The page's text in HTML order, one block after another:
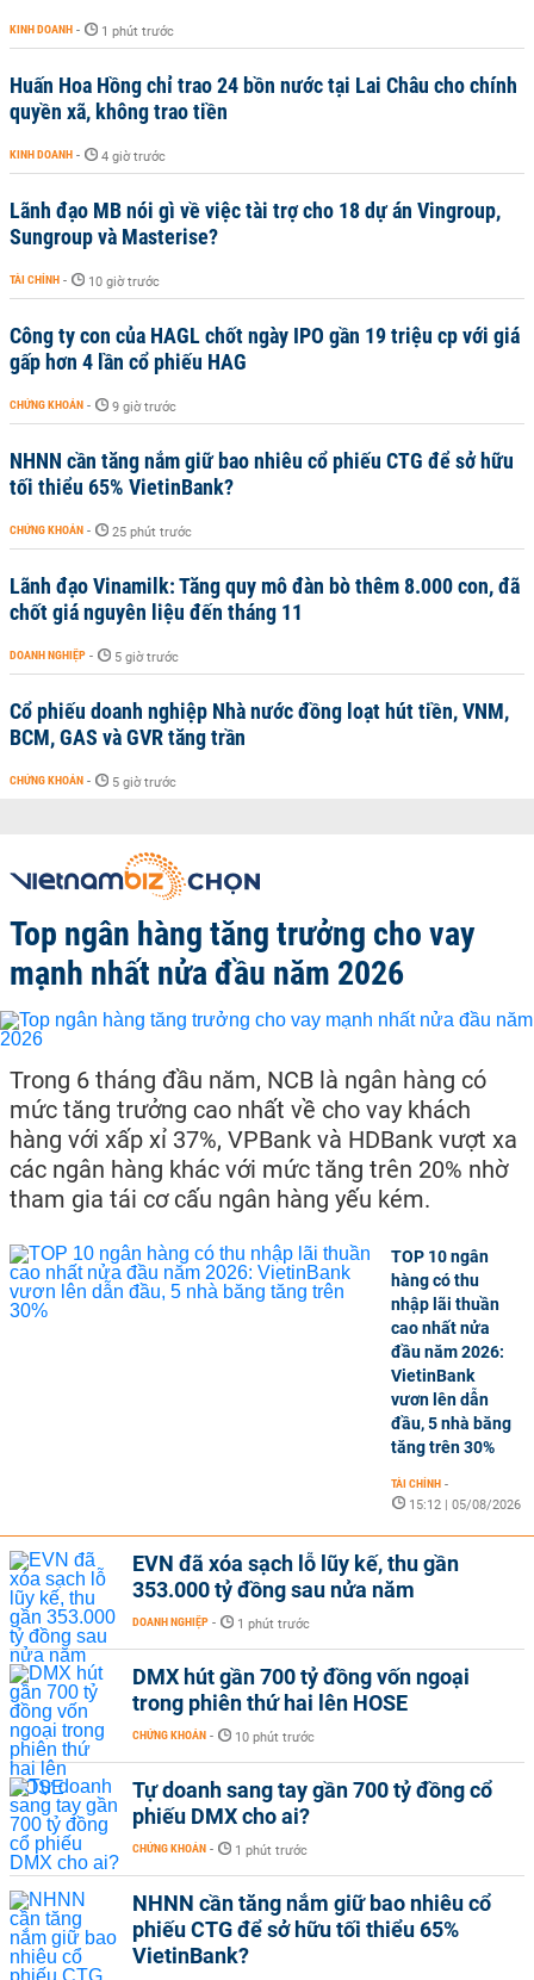
KINH DOANH - 1 phút trước
Huấn Hoa Hồng chỉ trao 24 bồn nước tại Lai Châu cho chính
quyền xã, không trao tiền
KINH DOANH - 4 giờ trước
Lãnh đạo MB nói gì về việc tài trợ cho 18 dự án Vingroup,
Sungroup và Masterise?
TÀI CHÍNH - 10 giờ trước
Công ty con của HAGL chốt ngày IPO gần 19 triệu cp với giá
gấp hơn 4 lần cổ phiếu HAG
CHỨNG KHOÁN - 9 giờ trước
NHNN cần tăng nắm giữ bao nhiêu cổ phiếu CTG để sở hữu
tối thiểu 65% VietinBank?
CHỨNG KHOÁN - 25 phút trước
Lãnh đạo Vinamilk: Tăng quy mô đàn bò thêm 8.000 con, đã
chốt giá nguyên liệu đến tháng 11
DOANH NGHIỆP - 5 giờ trước
Cổ phiếu doanh nghiệp Nhà nước đồng loạt hút tiền, VNM,
BCM, GAS và GVR tăng trần
CHỨNG KHOÁN - 5 giờ trước
Top ngân hàng tăng trưởng cho vay
mạnh nhất nửa đầu năm 2026
Trong 6 tháng đầu năm, NCB là ngân hàng có
mức tăng trưởng cao nhất về cho vay khách
hàng với xấp xỉ 37%, VPBank và HDBank vượt xa
các ngân hàng khác với mức tăng trên 20% nhờ
tham gia tái cơ cấu ngân hàng yếu kém.
TOP 10 ngân
hàng có thu
nhập lãi thuần
cao nhất nửa
đầu năm 2026:
VietinBank
vươn lên dẫn
đầu, 5 nhà băng
tăng trên 30%
TÀI CHÍNH -
15:12 | 05/08/2026
EVN đã xóa sạch lỗ lũy kế, thu gần
353.000 tỷ đồng sau nửa năm
DOANH NGHIỆP - 1 phút trước
DMX hút gần 700 tỷ đồng vốn ngoại
trong phiên thứ hai lên HOSE
CHỨNG KHOÁN - 10 phút trước
Tự doanh sang tay gần 700 tỷ đồng cổ
phiếu DMX cho ai?
CHỨNG KHOÁN - 1 phút trước
NHNN cần tăng nắm giữ bao nhiêu cổ
phiếu CTG để sở hữu tối thiểu 65%
VietinBank?